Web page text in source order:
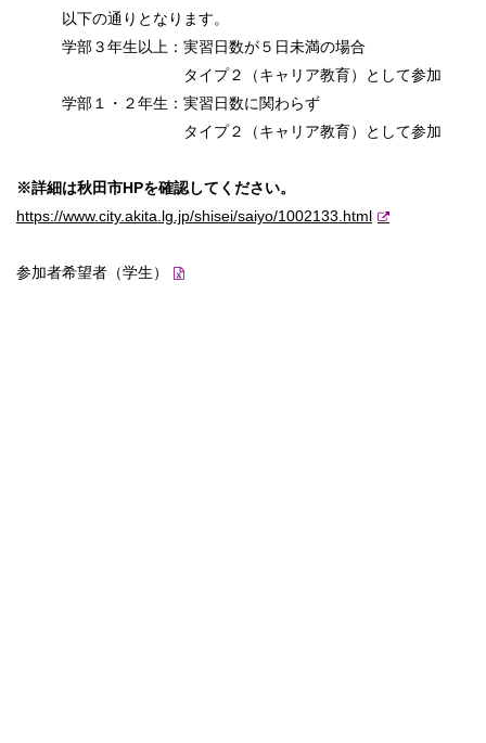
以下の通りとなります。
学部３年生以上：実習日数が５日未満の場合
タイプ２（キャリア教育）として参加
学部１・２年生：実習日数に関わらず
タイプ２（キャリア教育）として参加
※詳細は秋田市HPを確認してください。
https://www.city.akita.lg.jp/shisei/saiyo/1002133.html
参加者希望者（学生）